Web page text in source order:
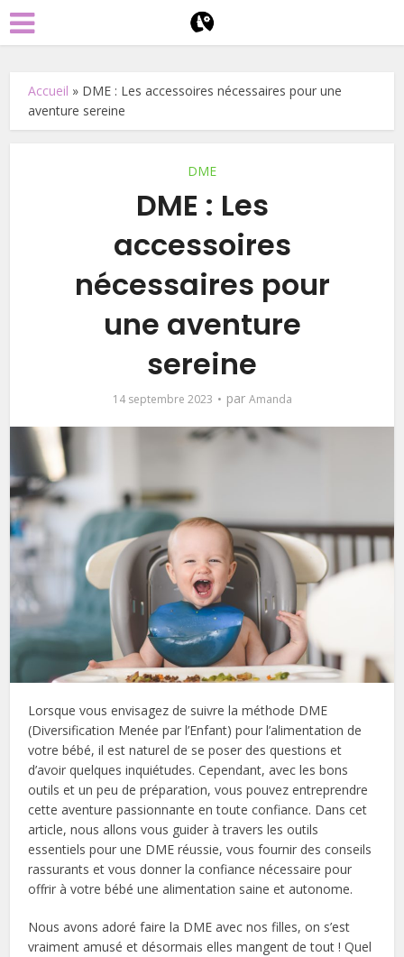
Accueil » DME : Les accessoires nécessaires pour une
aventure sereine
DME
DME : Les
accessoires
nécessaires pour
une aventure
sereine
14 septembre 2023 par Amanda
Lorsque vous envisagez de suivre la méthode DME
(Diversification Menée par l’Enfant) pour l’alimentation de
votre bébé, il est naturel de se poser des questions et
d’avoir quelques inquiétudes. Cependant, avec les bons
outils et un peu de préparation, vous pouvez entreprendre
cette aventure passionnante en toute confiance. Dans cet
article, nous allons vous guider à travers les outils
essentiels pour une DME réussie, vous fournir des conseils
rassurants et vous donner la confiance nécessaire pour
offrir à votre bébé une alimentation saine et autonome.
Nous avons adoré faire la DME avec nos filles, on s’est
vraiment amusé et désormais elles mangent de tout ! Quel